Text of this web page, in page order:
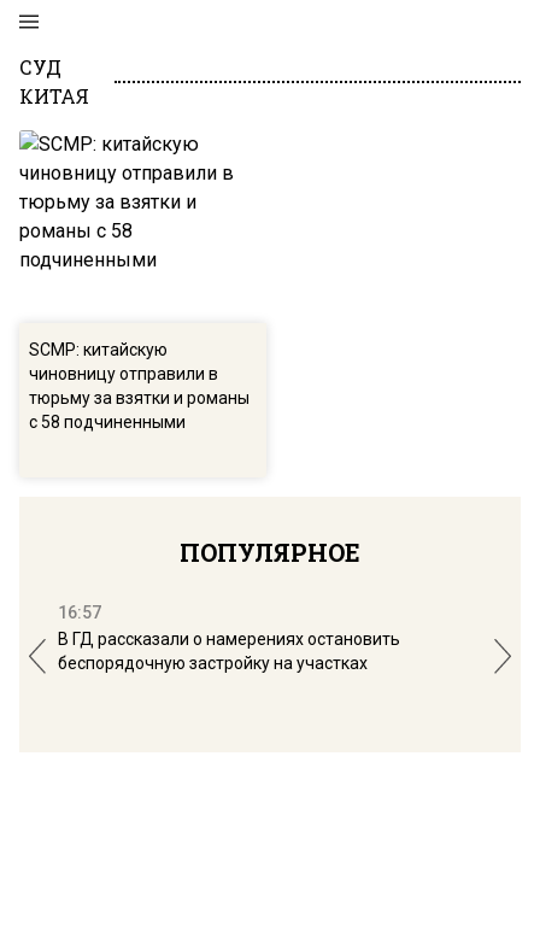
СУД
КИТАЯ
SCMP: китайскую
чиновницу отправили в
тюрьму за взятки и романы
с 58 подчиненными
ПОПУЛЯРНОЕ
16:57
В ГД рассказали о намерениях остановить
беспорядочную застройку на участках